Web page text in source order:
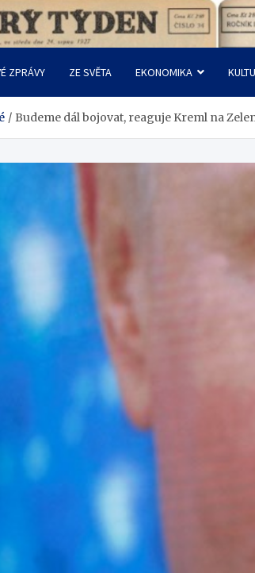
ZPRÁVY ZE SVĚTA EKONOMIKA
Budeme dál bojovat, reaguje Kreml na